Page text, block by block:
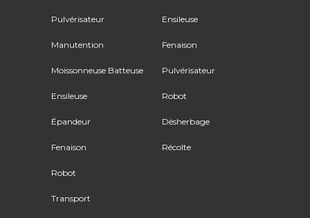
Pulvérisateur
Manutention
Moissonneuse Batteuse
Ensileuse
Épandeur
Fenaison
Robot
Transport
Ensileuse
Fenaison
Pulvérisateur
Robot
Désherbage
Récolte